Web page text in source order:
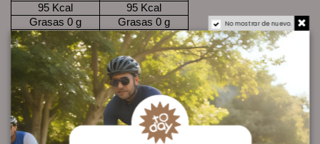
95 Kcal
95 Kcal
Grasas 0 g
Grasas 0 g
Hidratos de
Carbono 24 g
Hidratos de
Carbono 24 g
- de los cuales
- de los cuales
azúcares
azúcares
9,8 g
9,8 g
Proteínas 0 g
Proteínas 0 g
Sal
0,035 g
No mostrar de nuevo.